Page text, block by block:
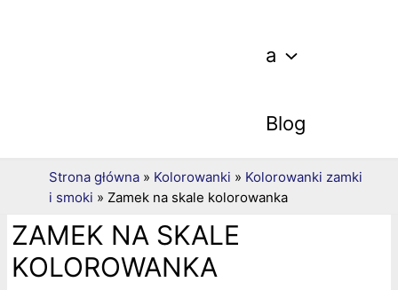
a
Blog
Strona główna » Kolorowanki » Kolorowanki zamki
i smoki » Zamek na skale kolorowanka
ZAMEK NA SKALE
KOLOROWANKA